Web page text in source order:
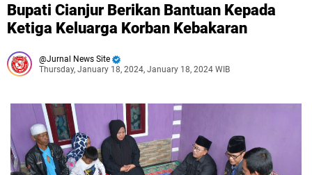
Bupati Cianjur Berikan Bantuan Kepada
Ketiga Keluarga Korban Kebakaran
Jurnal News Site
Thursday, January 18, 2024, January 18, 2024 WIB